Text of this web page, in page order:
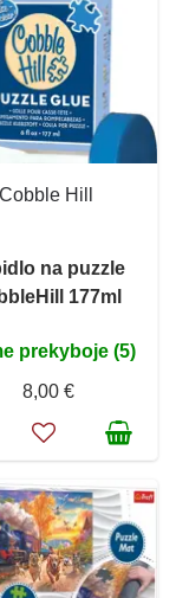
Cobble Hill
na puzzle
177ml
prekyboje (5)
8,00 €